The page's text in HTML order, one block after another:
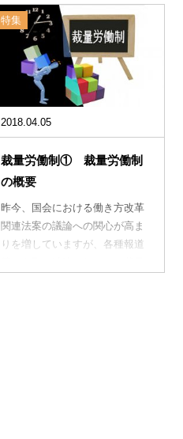
特集
2018.04.05
裁量労働制① 裁量労働制
の概要
昨今、国会における働き方改革
関連法案の議論への関心が高ま
りを増していますが、各種報道